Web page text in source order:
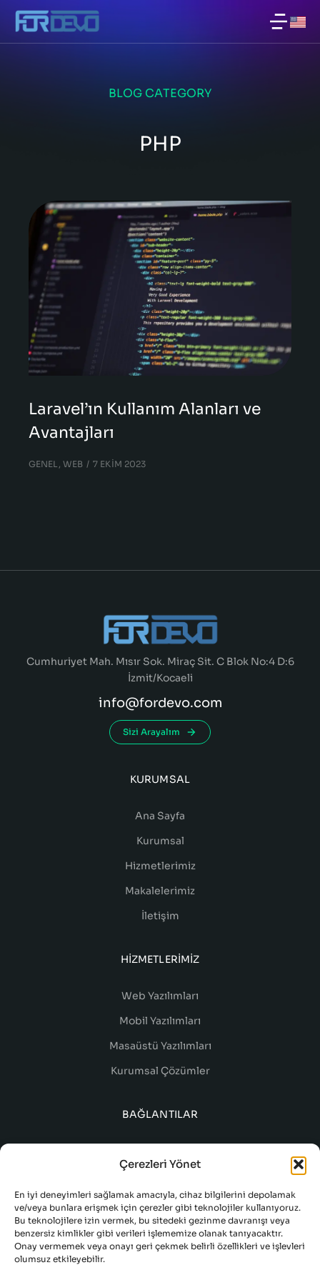
Çerezleri Yönet
En iyi deneyimleri sağlamak amacıyla, cihaz bilgilerini depolamak
ve/veya bunlara erişmek için çerezler gibi teknolojiler kullanıyoruz.
Bu teknolojilere izin vermek, bu sitedeki gezinme davranışı veya
benzersiz kimlikler gibi verileri işlememize olanak tanıyacaktır.
Onay vermemek veya onayı geri çekmek belirli özellikleri ve işlevleri
olumsuz etkileyebilir.
BLOG CATEGORY
PHP
Laravel’ın Kullanım Alanları ve
Avantajları
GENEL , WEB 7 EKIM 2023
Cumhuriyet Mah. Mısır Sok. Miraç Sit. C Blok No:4 D:6
İzmit/Kocaeli
info@fordevo.com
Sizi Arayalım
KURUMSAL
Ana Sayfa
Kurumsal
Hizmetlerimiz
Makalelerimiz
İletişim
HIZMETLERIMIZ
Web Yazılımları
Mobil Yazılımları
Masaüstü Yazılımları
Kurumsal Çözümler
BAĞLANTILAR